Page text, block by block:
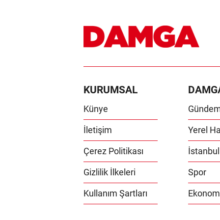
KURUMSAL
Künye
İletişim
Çerez Politikası
Gizlilik İlkeleri
Kullanım Şartları
Yerel
Spor